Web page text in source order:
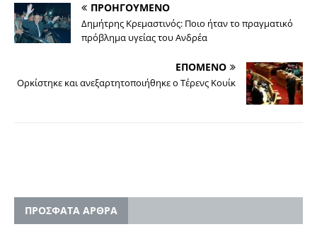
ΠΡΟΗΓΟΥΜΕΝΟ
Δημήτρης Κρεμαστινός: Ποιο ήταν το πραγματικό
πρόβλημα υγείας του Ανδρέα
ΕΠΟΜΕΝΟ
Ορκίστηκε και ανεξαρτητοποιήθηκε ο Τέρενς Κουίκ
ΠΡΟΣΦΑΤΑ ΑΡΘΡΑ